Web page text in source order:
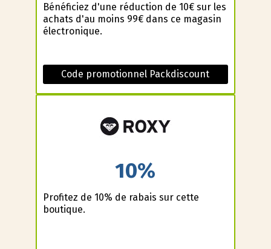
Bénéficiez d'une réduction de 10€ sur les
achats d'au moins 99€ dans ce magasin
électronique.
Code promotionnel Packdiscount
10%
Profitez de 10% de rabais sur cette
boutique.